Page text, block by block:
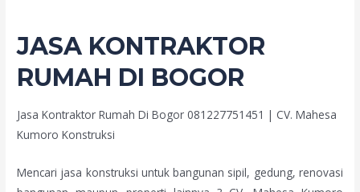
JASA KONTRAKTOR
RUMAH DI BOGOR
Jasa Kontraktor Rumah Di Bogor 081227751451 | CV. Mahesa
Kumoro Konstruksi
Mencari jasa konstruksi untuk bangunan sipil, gedung, renovasi